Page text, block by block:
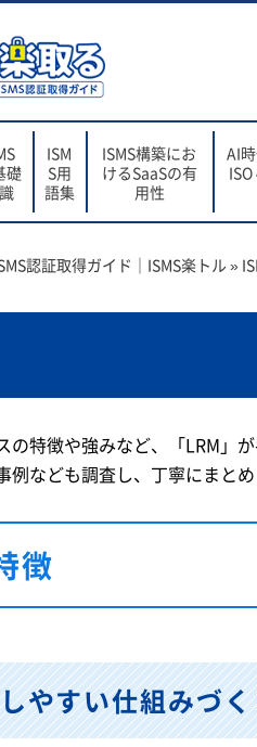
礎
ISM
S用
語集
ISMS構築にお
けるSaaSの有
用性
AI
認証取得ガイド｜ISMS楽トル»
の特徴や強みなど、「LRM」
例なども調査し、丁寧にまとめ
徴
やすい仕組みづ